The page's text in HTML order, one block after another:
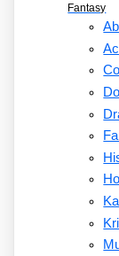
Fantasy